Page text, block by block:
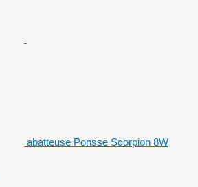
abatteuse Ponsse Scorpion 8W